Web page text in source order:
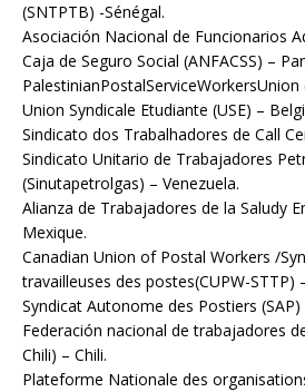
(SNTPTB) -Sénégal.
Asociación Nacional de Funcionarios
Caja de Seguro Social (ANFACSS) –
PalestinianPostalServiceWorkersUnion
Union Syndicale Etudiante (USE) –
Sindicato dos Trabalhadores de Call
Sindicato Unitario de Trabajadores
(Sinutapetrolgas) – Venezuela.
Alianza de Trabajadores de la Saludy
Mexique.
Canadian Union of Postal Workers /
travailleuses des postes(CUPW-STTP)
Syndicat Autonome des Postiers (SAP)
Federación nacional de trabajadores
Chili) – Chili.
Plateforme Nationale des